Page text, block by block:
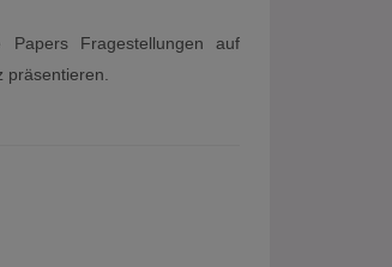
Papers Fragestellungen auf